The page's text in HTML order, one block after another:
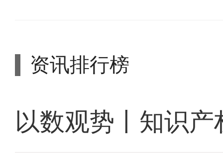
资讯排行榜
以数观势丨知识